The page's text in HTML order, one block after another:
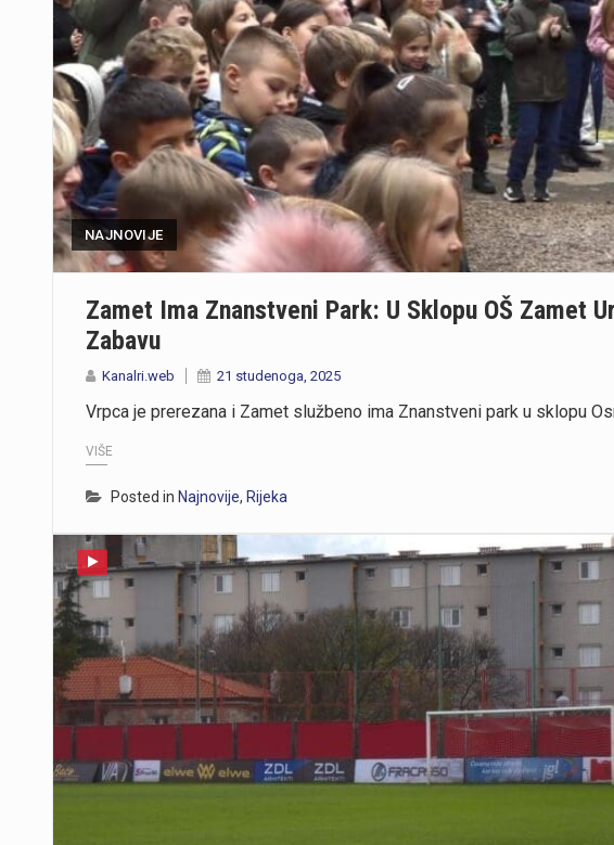
NAJNOVIJE
Zamet Ima Znanstveni Park: U Sklopu OŠ Zamet
Zabavu
Kanalri.web 21 studenoga, 2025
Vrpca je prerezana i Zamet službeno ima Znanstveni park u sklopu
VIŠE
Posted in Najnovije, Rijeka